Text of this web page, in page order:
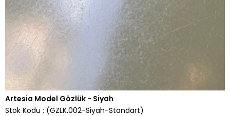
Artesia Model Gözlük - Siyah
Stok Kodu
(GZLK.002-Siyah-Standart)